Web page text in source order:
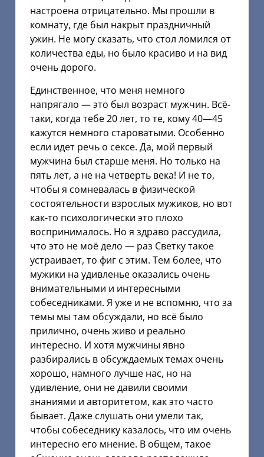
настроена отрицательно. Мы прошли в
комнату, где был накрыт праздничный
ужин. Не могу сказать, что стол ломился от
количества еды, но было красиво и на вид
очень дорого.
Единственное, что меня немного
напрягало — это был возраст мужчин. Всё-
таки, когда тебе 20 лет, то те, кому 40—45
кажутся немного староватыми. Особенно
если идет речь о сексе. Да, мой первый
мужчина был старше меня. Но только на
пять лет, а не на четверть века! И не то,
чтобы я сомневалась в физической
состоятельности взрослых мужиков, но вот
как-то психологически это плохо
воспринималось. Но я здраво рассудила,
что это не моё дело — раз Светку такое
устраивает, то фиг с этим. Тем более, что
мужики на удивленье оказались очень
внимательными и интересными
собеседниками. Я уже и не вспомню, что за
темы мы там обсуждали, но всё было
прилично, очень живо и реально
интересно. И хотя мужчины явно
разбирались в обсуждаемых темах очень
хорошо, намного лучше нас, но на
удивление, они не давили своими
знаниями и авторитетом, как это часто
бывает. Даже слушать они умели так,
чтобы собеседнику казалось, что им очень
интересно его мнение. В общем, такое